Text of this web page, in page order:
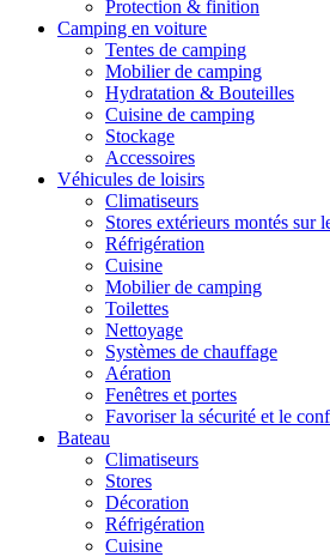
Protection & finition
Camping en voiture
Tentes de camping
Mobilier de camping
Hydratation & Bouteilles
Cuisine de camping
Stockage
Accessoires
Véhicules de loisirs
Climatiseurs
Stores extérieurs montés sur
Réfrigération
Cuisine
Mobilier de camping
Toilettes
Nettoyage
Systèmes de chauffage
Aération
Fenêtres et portes
Favoriser la sécurité et le
Bateau
Climatiseurs
Stores
Décoration
Réfrigération
Cuisine